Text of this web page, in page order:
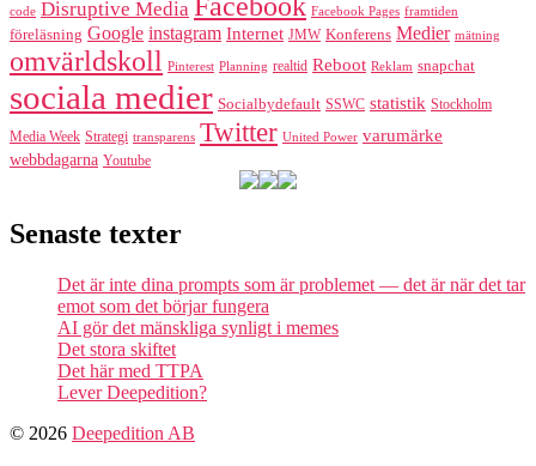
code Disruptive Media Facebook Facebook Pages framtiden
föreläsning Google instagram Internet JMW Konferens Medier mätning
omvärldskoll Pinterest Planning realtid Reboot Reklam snapchat
sociala medier Socialbydefault SSWC statistik Stockholm
Media Week Strategi transparens Twitter United Power varumärke
webbdagarna Youtube
Senaste texter
Det är inte dina prompts som är problemet — det är när det tar
emot som det börjar fungera
AI gör det mänskliga synligt i memes
Det stora skiftet
Det här med TTPA
Lever Deepedition?
© 2026 Deepedition AB